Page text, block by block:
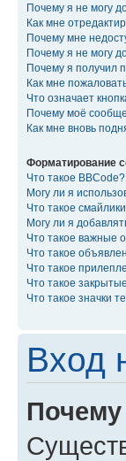
Почему я не могу
Как мне
Почему мне
Почему я не могу
Почему я получил
Как мне
Что означает
Почему моё
Как мне вновь
Форматирование
Что такое BBCode?
Могу ли я
Что такое
Могу ли я
Что такое важные
Что такое
Что такое
Что такое
Что такое значки
Вход
Почему